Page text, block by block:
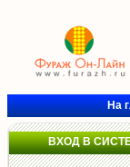
На
ВХОД В